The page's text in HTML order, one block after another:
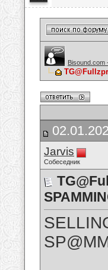
Bisound.com
Jarvis
Собеседник